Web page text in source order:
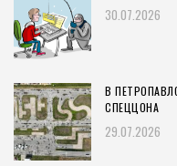
30.07.2026
В
СПЕЦЦОНА
29.07.2026